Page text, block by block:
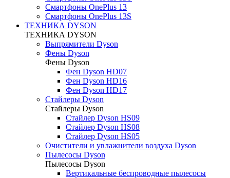
Смартфоны OnePlus 13
Смартфоны OnePlus 13S
ТЕХНИКА DYSON
ТЕХНИКА DYSON
Выпрямители Dyson
Фены Dyson
Фены Dyson
Фен Dyson HD07
Фен Dyson HD16
Фен Dyson HD17
Стайлеры Dyson
Стайлеры Dyson
Стайлер Dyson HS09
Стайлер Dyson HS08
Стайлер Dyson HS05
Очистители и увлажнители воздуха Dyson
Пылесосы Dyson
Пылесосы Dyson
Вертикальные беспроводные пылесосы